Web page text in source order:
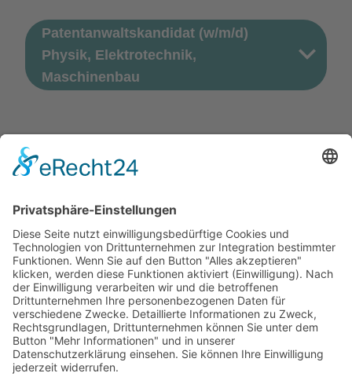
Patentanwaltskandidat (w/m/d)
Physik, Elektrotechnik,
Maschinenbau